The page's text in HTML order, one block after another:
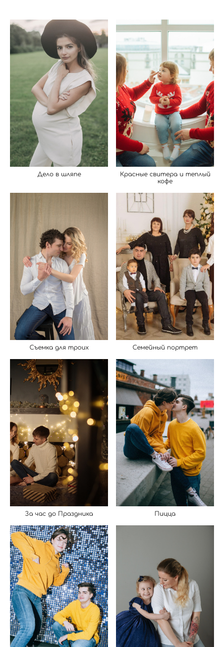
Дело в шляпе
Красные свитера и теплый
кофе
Съемка для троих Семейный портрет
За час до Праздника Пицца